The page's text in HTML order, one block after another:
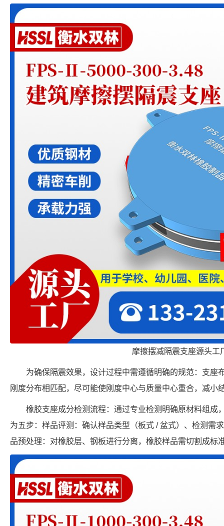
摩擦摆减隔震支座源头工
为确保隔震效果，设计过程中需遵循明确的规范：支座
刚度分布相匹配，尽可能使刚度中心与质量中心重合，减小
橡胶支座成分检测流程：通过专业检测明确原材料组成
为五步：样品评测：确认样品类型（板式 / 盆式）、检测需
品预处理：对橡胶层、钢板进行分离，橡胶样品需切割成标